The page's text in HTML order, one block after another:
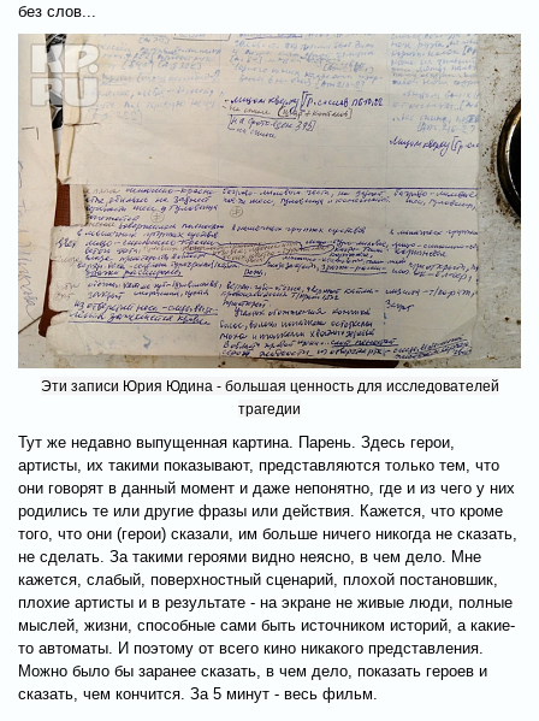
без слов...
Эти записи Юрия Юдина - большая ценность для исследователей
трагедии
Тут же недавно выпущенная картина. Парень. Здесь герои,
артисты, их такими показывают, представляются только тем, что
они говорят в данный момент и даже непонятно, где и из чего у них
родились те или другие фразы или действия. Кажется, что кроме
того, что они (герои) сказали, им больше ничего никогда не сказать,
не сделать. За такими героями видно неясно, в чем дело. Мне
кажется, слабый, поверхностный сценарий, плохой постановшик,
плохие артисты и в результате - на экране не живые люди, полные
мыслей, жизни, способные сами быть источником историй, а какие-
то автоматы. И поэтому от всего кино никакого представления.
Можно было бы заранее сказать, в чем дело, показать героев и
сказать, чем кончится. За 5 минут - весь фильм.